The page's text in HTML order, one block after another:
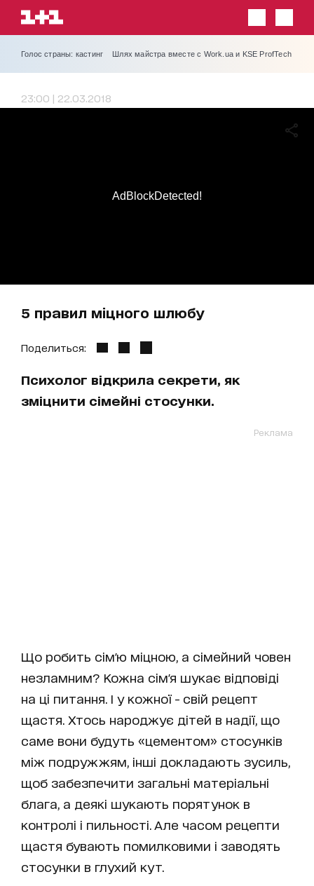
Голос страны: кастинг Шлях майстра вместе с Work.ua и KSE ProfTech
23:00 | 22.03.2018
5 правил міцного шлюбу
AdBlockDetected!
Поделиться:
Психолог відкрила секрети, як
зміцнити сімейні стосунки.
Реклама
Що робить сім'ю міцною, а сімейний човен
незламним? Кожна сім'я шукає відповіді
на ці питання. І у кожної - свій рецепт
щастя. Хтось народжує дітей в надії, що
саме вони будуть «цементом» стосунків
між подружжям, інші докладають зусиль,
щоб забезпечити загальні матеріальні
блага, а деякі шукають порятунок в
контролі і пильності. Але часом рецепти
щастя бувають помилковими і заводять
стосунки в глухий кут.